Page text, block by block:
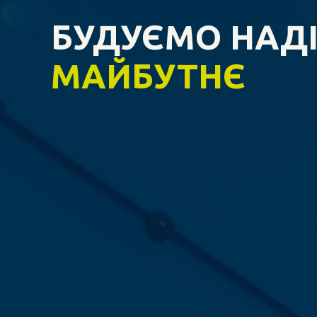
БУДУЄМО
МАЙБУТНЄ